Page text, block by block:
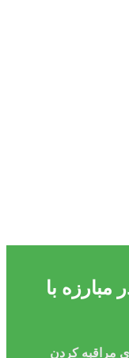
مبارزه با
مراقبه کردن